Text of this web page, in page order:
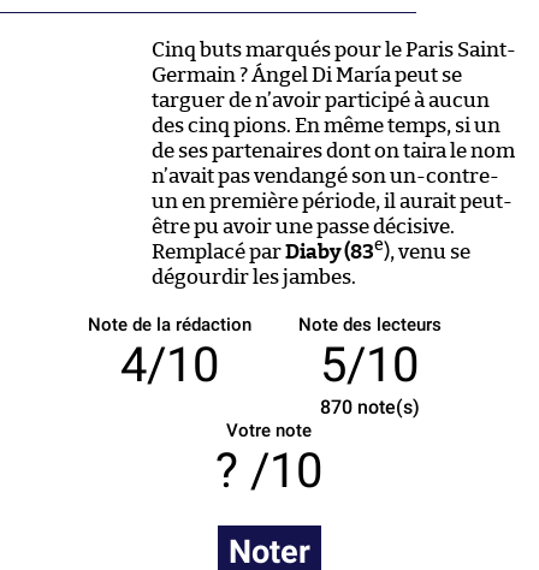
Cinq buts marqués pour le Paris Saint-
Germain ? Ángel Di María peut se
targuer de n’avoir participé à aucun
des cinq pions. En même temps, si un
de ses partenaires dont on taira le nom
n’avait pas vendangé son un-contre-
un en première période, il aurait peut-
être pu avoir une passe décisive.
Remplacé parDiaby (83e), venu se
dégourdir les jambes.
Note de la rédaction
4/10
Note des lecteurs
5/10
870note(s)
Votre note
/10
Noter